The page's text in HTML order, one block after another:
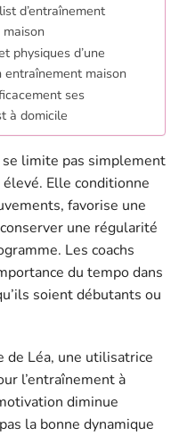
d’entraînement
physiques d’une
maison
ses
à domicile
se limite pas simplement
Elle conditionne
favorise une
une régularité
Les coachs
du tempo dans
soient débutants ou
de Léa, une utilisatrice
l’entraînement à
diminue
la bonne dynamique